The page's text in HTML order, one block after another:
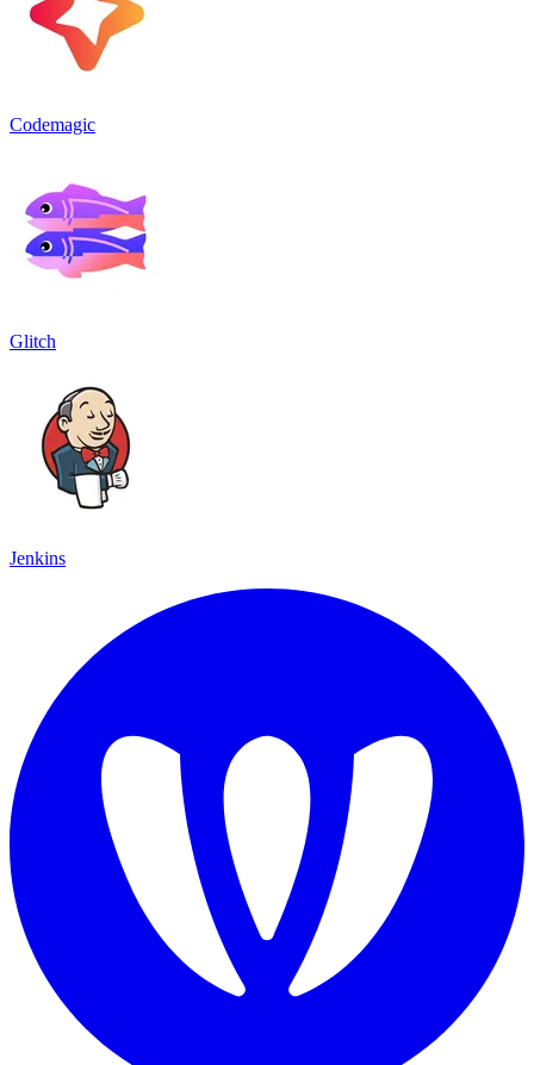
Codemagic
Glitch
Jenkins